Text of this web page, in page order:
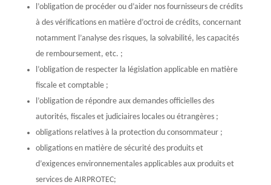
l’obligation de procéder ou d’aider nos fournisseurs de crédits
à des vérifications en matière d’octroi de crédits, concernant
notamment l’analyse des risques, la solvabilité, les capacités
de remboursement, etc. ;
l’obligation de respecter la législation applicable en matière
fiscale et comptable ;
l’obligation de répondre aux demandes officielles des
autorités, fiscales et judiciaires locales ou étrangères ;
obligations relatives à la protection du consommateur ;
obligations en matière de sécurité des produits et
d’exigences environnementales applicables aux produits et
services de AIRPROTEC;